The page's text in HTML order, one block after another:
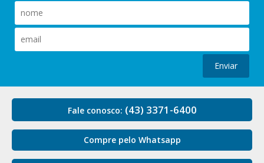
Enviar
Fale conosco: (43) 3371-6400
Compre pelo Whatsapp